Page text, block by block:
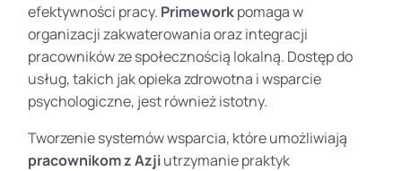
efektywności pracy. Primeworkpomaga w
organizacji zakwaterowania oraz integracji
pracowników ze społecznością lokalną. Dostęp do
usług, takich jak opieka zdrowotna i wsparcie
psychologiczne, jest również istotny.
Tworzenie systemów wsparcia, które umożliwiają
pracownikom z Azjiutrzymanie praktyk